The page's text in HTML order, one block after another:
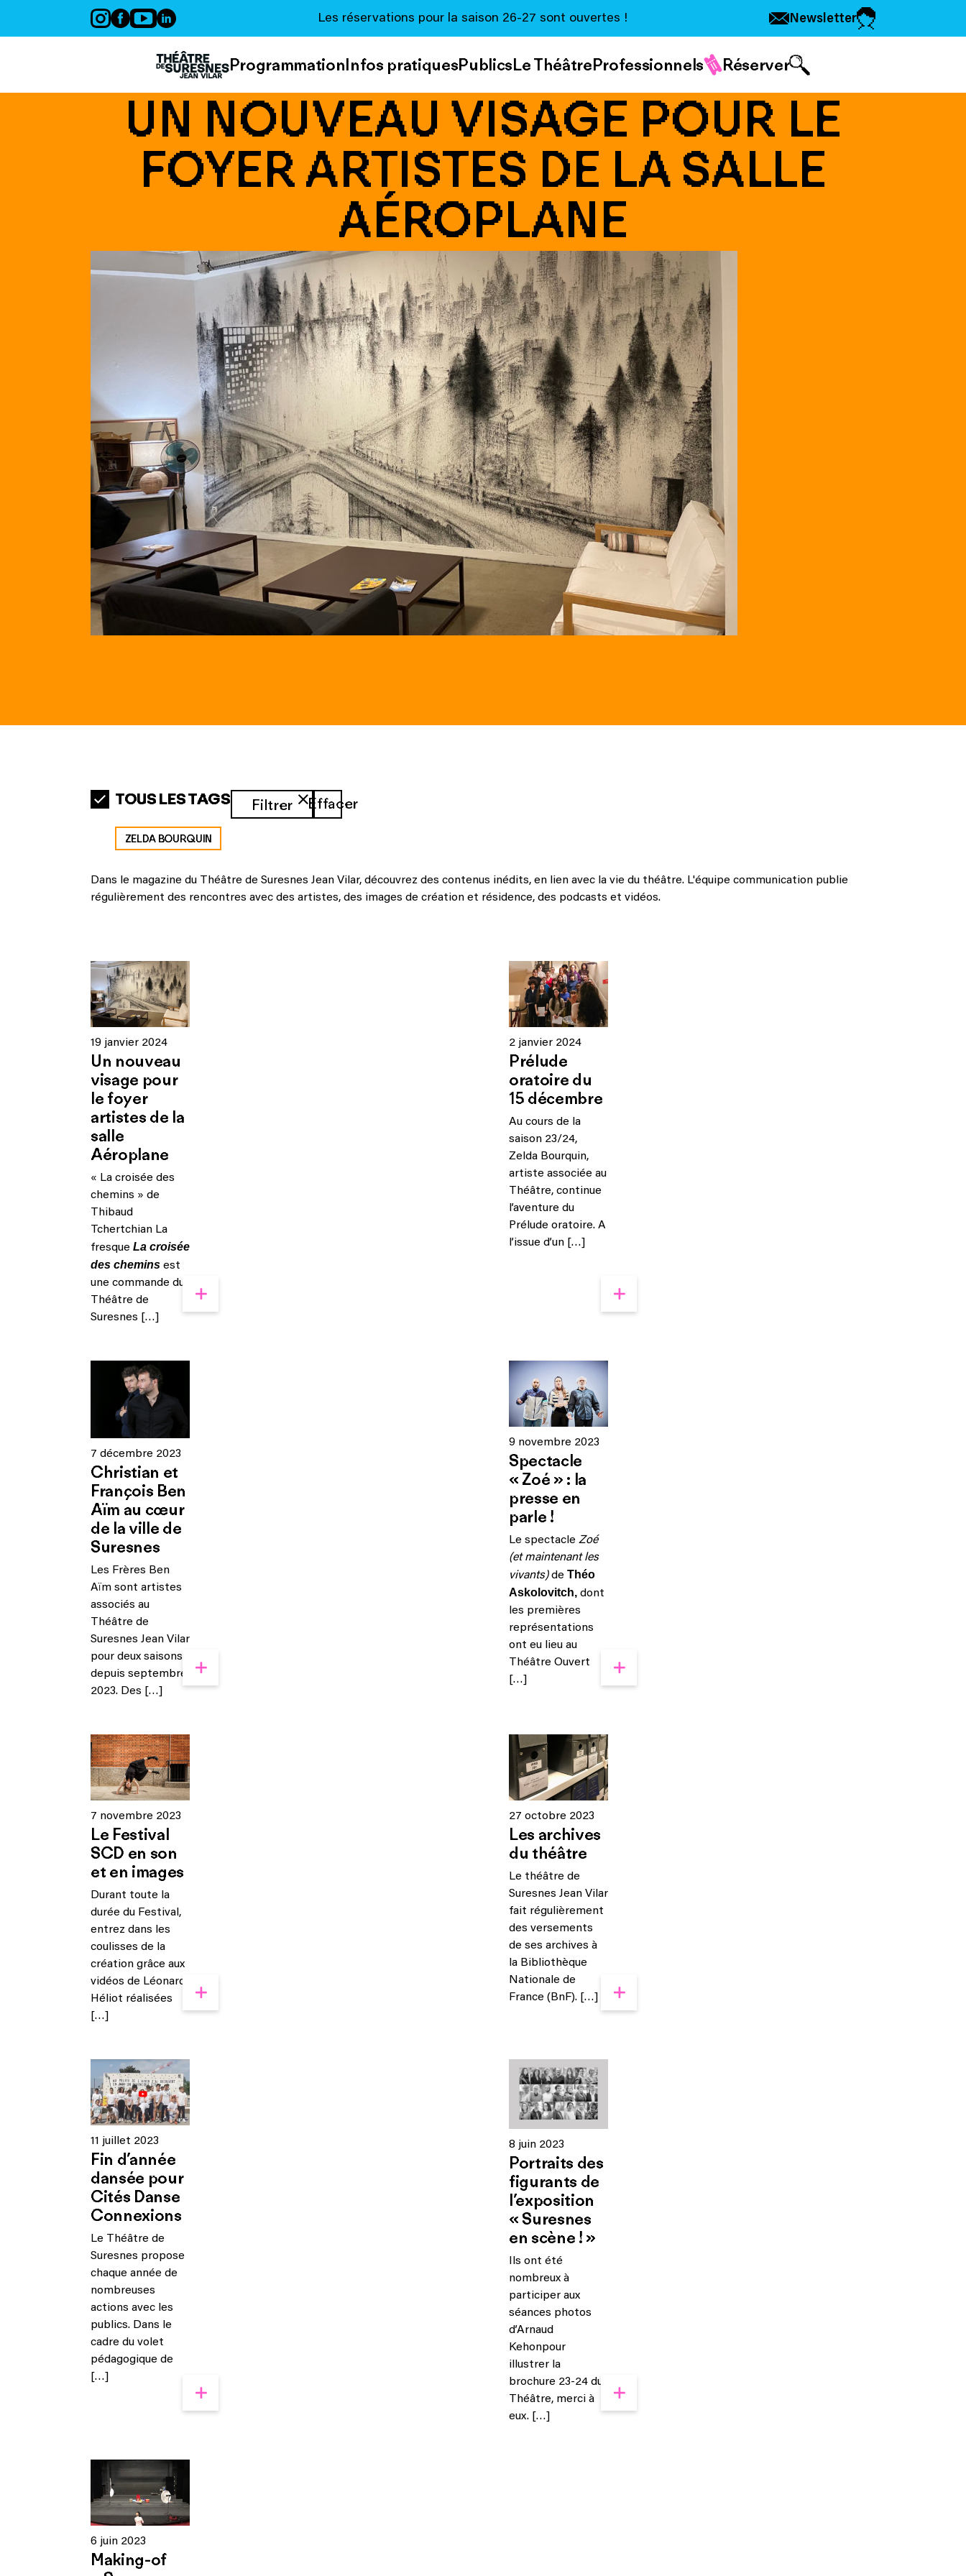
Les réservations pour la saison 26-27 sont ouvertes ! Newsletter
ProgrammationInfos pratiquesPublicsLe ThéâtreProfessionnels Réserver
UN NOUVEAU VISAGE POUR LE
FOYER ARTISTES DE LA SALLE
AÉROPLANE
TOUS LES TAGS
ZELDA BOURQUIN
Filtrer Effacer
Dans le magazine du Théâtre de Suresnes Jean Vilar, découvrez des contenus inédits, en lien avec la vie du théâtre. L'équipe communication publie
régulièrement des rencontres avec des artistes, des images de création et résidence, des podcasts et vidéos.
19 janvier 2024
Un nouveau
visage pour
le foyer
artistes de la
salle
Aéroplane
« La croisée des
chemins » de
Thibaud
Tchertchian La
fresque La croisée
des chemins est
une commande du
Théâtre de
Suresnes […]
2 janvier 2024
Prélude
oratoire du
15 décembre
Au cours de la
saison 23/24,
Zelda Bourquin,
artiste associée au
Théâtre, continue
l’aventure du
Prélude oratoire. A
l’issue d’un […]
7 décembre 2023
Christian et
François Ben
Aïm au cœur
de la ville de
Suresnes
Les Frères Ben
Aïm sont artistes
associés au
Théâtre de
Suresnes Jean Vilar
pour deux saisons,
depuis septembre
2023. Des […]
9 novembre 2023
Spectacle
« Zoé » : la
presse en
parle !
Le spectacle Zoé
(et maintenant les
vivants)de Théo
Askolovitch, dont
les premières
représentations
ont eu lieu au
Théâtre Ouvert
[…]
7 novembre 2023
Le Festival
SCD en son
et en images
Durant toute la
durée du Festival,
entrez dans les
coulisses de la
création grâce aux
vidéos de Léonard
Héliot réalisées
[…]
27 octobre 2023
Les archives
du théâtre
Le théâtre de
Suresnes Jean Vilar
fait régulièrement
des versements
de ses archives à
la Bibliothèque
Nationale de
France (BnF). […]
11 juillet 2023
Fin d’année
dansée pour
Cités Danse
Connexions
Le Théâtre de
Suresnes propose
chaque année de
nombreuses
actions avec les
publics. Dans le
cadre du volet
pédagogique de
[…]
8 juin 2023
Portraits des
figurants de
l’exposition
« Suresnes
en scène ! »
Ils ont été
nombreux à
participer aux
séances photos
d’Arnaud
Kehonpour
illustrer la
brochure 23-24 du
Théâtre, merci à
eux. […]
6 juin 2023
Making-of
Panneau de gestion des cookies